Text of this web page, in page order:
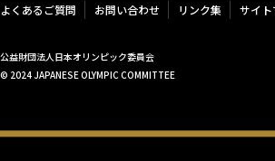
よくあるご質問 お問い合わせ リンク集 サイ
公益財団法人日本オリンピック委員会
© 2024 JAPANESE OLYMPIC COMMITTEE